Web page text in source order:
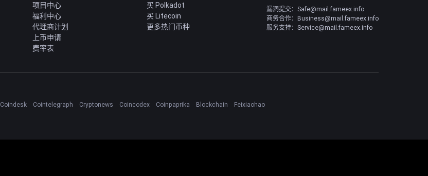
项目中心
福利中心
代理商计划
上币申请
费率表
买 Polkadot
买 Litecoin
更多热门币种
漏洞提交：Safe@mail.fameex.info
商务合作：Business@mail.fameex.info
服务支持：Service@mail.fameex.info
Coindesk Cointelegraph Cryptonews Coincodex Coinpaprika Blockchain
Feixiaohao